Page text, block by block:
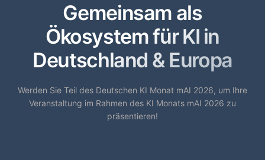
Gemeinsam als
Ökosystem für KI in
Deutschland & Europa
Werden Sie Teil des Deutschen KI Monat mAI 2026, um Ihre
Veranstaltung im Rahmen des KI Monats mAI 2026 zu
präsentieren!